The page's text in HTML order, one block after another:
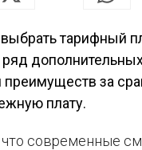
тарифный
за
плату.
что современные